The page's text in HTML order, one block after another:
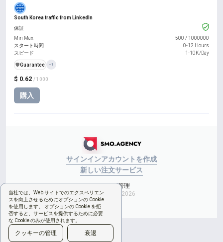
当社では、Web サイトでのエクスペリエン
スを向上させるためにオプションの Cookie
を使用します。 オプションの Cookie を拒
否すると、サービスを提供するために必要
な Cookie のみが使用されます。
クッキーの管理 衰退
South Korea traffic from LinkedIn
$ 0.62 / 1000
購入
保証
Min Max
500 / 1000000
スタート時間
0-12 Hours
スピード
1-10K/Day
️🛡️Guarantee +1
サインインアカウントを作成
新しい注文サービス
Cookieの管理
Copyright © 2026